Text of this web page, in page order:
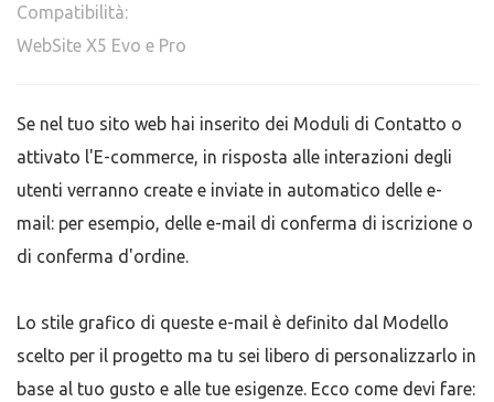
Compatibilità:
WebSite X5 Evo e Pro
Se nel tuo sito web hai inserito dei Moduli di Contatto o
attivato l'E-commerce, in risposta alle interazioni degli
utenti verranno create e inviate in automatico delle e-
mail: per esempio, delle e-mail di conferma di iscrizione o
di conferma d'ordine.
Lo stile grafico di queste e-mail è definito dal Modello
scelto per il progetto ma tu sei libero di personalizzarlo in
base al tuo gusto e alle tue esigenze. Ecco come devi fare: